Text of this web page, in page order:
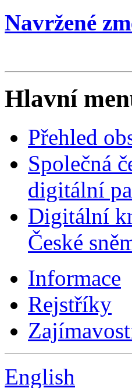
Navržené
Hlavní
Přehled
Společná
digitální
Digitální
České
Informace
Rejstříky
English